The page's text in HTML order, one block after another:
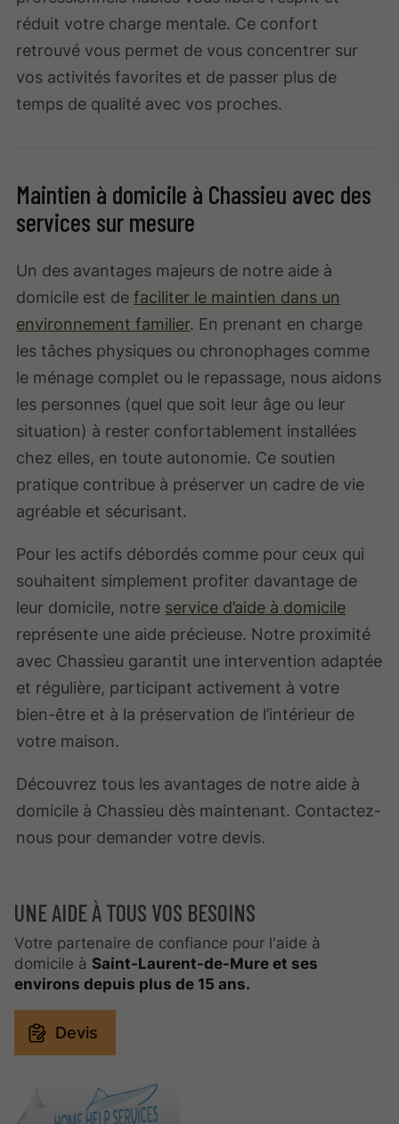
réduit votre charge mentale. Ce confort
retrouvé vous permet de vous concentrer sur
vos activités favorites et de passer plus de
temps de qualité avec vos proches.
Maintien à domicile à Chassieu avec des
services sur mesure
Un des avantages majeurs de notre aide à
domicile est defaciliter le maintien dans un
environnement familier. En prenant en charge
les tâches physiques ou chronophages comme
le ménage complet ou le repassage, nous aidons
les personnes (quel que soit leur âge ou leur
situation) à rester confortablement installées
chez elles, en toute autonomie. Ce soutien
pratique contribue à préserver un cadre de vie
agréable et sécurisant.
Pour les actifs débordés comme pour ceux qui
souhaitent simplement profiter davantage de
leur domicile, notre service d’aide à domicile
représente une aide précieuse. Notre proximité
avec Chassieu garantit une intervention adaptée
et régulière, participant activement à votre
bien-être et à la préservation de l’intérieur de
votre maison.
Découvrez tous les avantages de notre aide à
domicile à Chassieu dès maintenant. Contactez-
nous pour demander votre devis.
UNE AIDE À TOUS VOS BESOINS
Votre partenaire de confiance pour l'aide à
domicile à Saint-Laurent-de-Mure et ses
environs depuis plus de 15 ans.
Devis